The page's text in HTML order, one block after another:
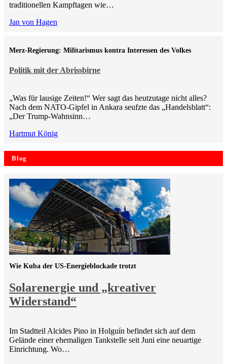
traditionellen Kampftagen wie…
Jan von Hagen
Politik mit der Abrissbirne
Merz-Regierung: Militarismus kontra Inte­ressen des Volkes
„Was für lausige Zeiten!“ Wer sagt das heutzutage nicht alles?
Nach dem NATO-Gipfel in Ankara seufzte das „Handelsblatt“:
„Der Trump-Wahnsinn…
Hartmut König
Blog
Solarenergie und „kreativer
Widerstand“
Wie Kuba der US-Energieblockade trotzt
Im Stadtteil Alcides Pino in Holguín befindet sich auf dem
Gelände einer ehemaligen Tankstelle seit Juni eine neuartige
Einrichtung. Wo…